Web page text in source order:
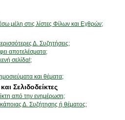
μέλη στις λίστες Φίλων και Εχθρών;
Δ. Συζητήσεις;
αποτελέσματα;
σελίδα!;
και θέματα;
Σελιδοδείκτες
από την ενημέρωση;
Δ. Συζήτησης ή θέματος;